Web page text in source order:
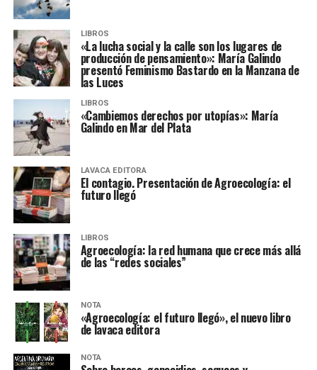
LIBROS
«La lucha social y la calle son los lugares de
producción de pensamiento»: María Galindo
presentó Feminismo Bastardo en la Manzana de
las Luces
LIBROS
«Cambiemos derechos por utopías»: María
Galindo en Mar del Plata
LAVACA EDITORA
El contagio. Presentación de Agroecología: el
futuro llegó
LIBROS
Agroecología: la red humana que crece más allá
de las “redes sociales”
NOTA
«Agroecología: el futuro llegó», el nuevo libro
de lavaca editora
NOTA